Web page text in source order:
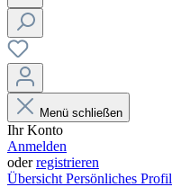
Menü schließen
Ihr Konto
Anmelden
oderregistrieren
Übersicht Persönliches Profil